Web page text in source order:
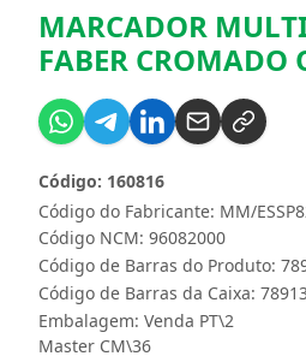
MARCADOR
FABER CROMADO
Código do Fabricante: MM/
Código: 160816
Código NCM: 96082000
Código de Barras do Produto:
Código de Barras da Caixa:
Embalagem: Venda PT\2
Master CM\36